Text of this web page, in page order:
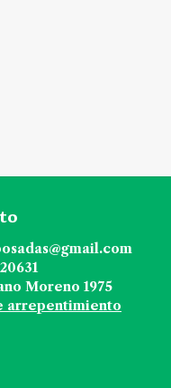
Moreno 1975
arrepentimiento